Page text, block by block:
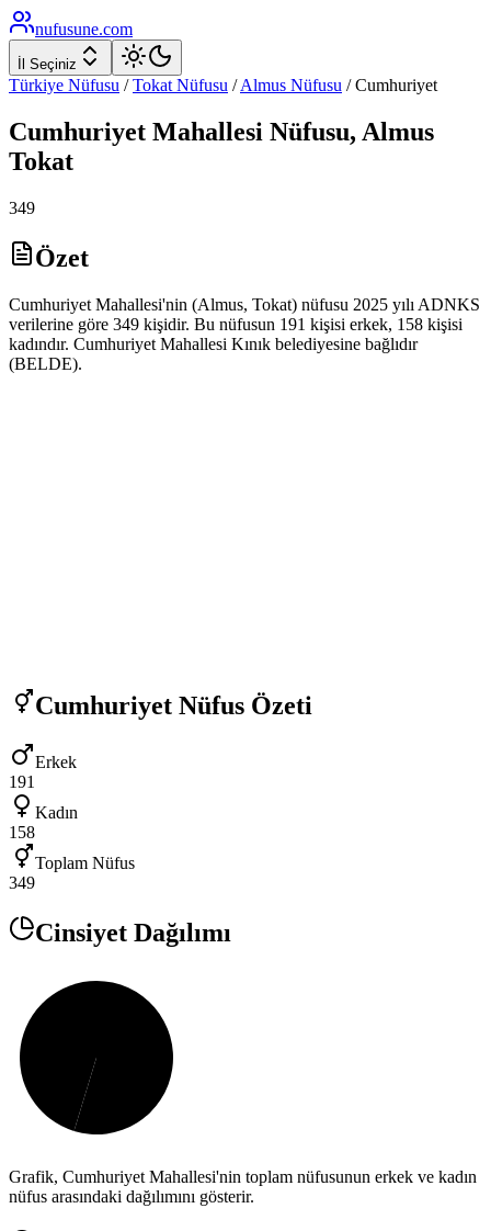
nufusune.com
İl Seçiniz
Türkiye Nüfusu / Tokat Nüfusu / Almus Nüfusu /Cumhuriyet
Cumhuriyet Mahallesi Nüfusu, Almus
Tokat
349
Özet
Cumhuriyet Mahallesi'nin (Almus, Tokat) nüfusu 2025 yılı ADNKS
verilerine göre 349 kişidir. Bu nüfusun 191 kişisi erkek, 158 kişisi
kadındır. Cumhuriyet Mahallesi Kınık belediyesine bağlıdır
(BELDE).
Cumhuriyet Nüfus Özeti
Erkek
191
Kadın
158
Toplam Nüfus
349
Cinsiyet Dağılımı
Grafik, Cumhuriyet Mahallesi'nin toplam nüfusunun erkek ve kadın
nüfus arasındaki dağılımını gösterir.